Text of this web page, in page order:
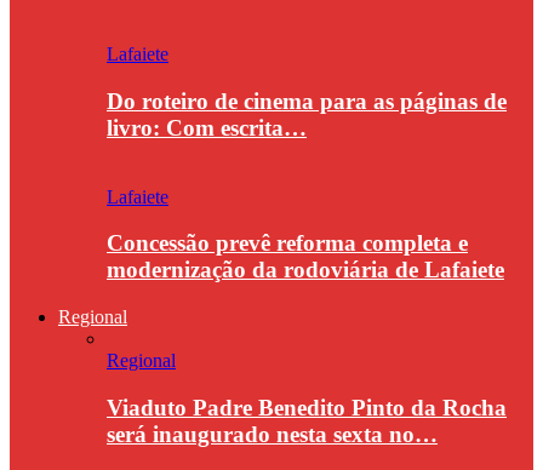
Lafaiete
Do roteiro de cinema para as páginas de
livro: Com escrita…
Lafaiete
Concessão prevê reforma completa e
modernização da rodoviária de Lafaiete
Regional
Regional
Viaduto Padre Benedito Pinto da Rocha
será inaugurado nesta sexta no…